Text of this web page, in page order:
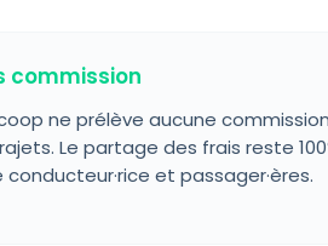
commission
ne prélève aucune
Le partage des frais reste
et passager·ères.